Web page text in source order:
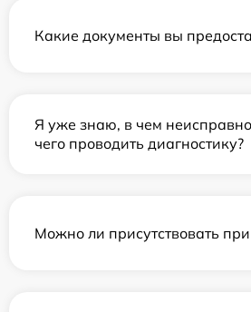
Какие документы вы
Я уже знаю, в чем
чего проводить диагностику?
Можно ли присутствовать